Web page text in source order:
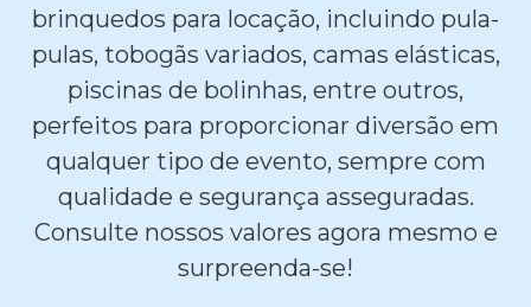
brinquedos para locação, incluindo pula-
pulas, tobogãs variados, camas elásticas,
piscinas de bolinhas, entre outros,
perfeitos para proporcionar diversão em
qualquer tipo de evento, sempre com
qualidade e segurança asseguradas.
Consulte nossos valores agora mesmo e
surpreenda-se!